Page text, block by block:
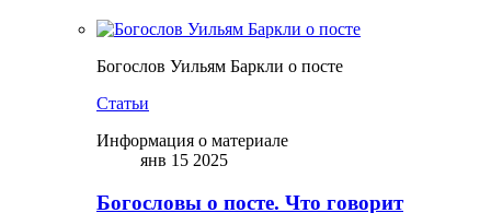
Богослов Уильям Баркли о посте
Статьи
Информация о материале
янв 15 2025
Богословы о посте. Что говорит